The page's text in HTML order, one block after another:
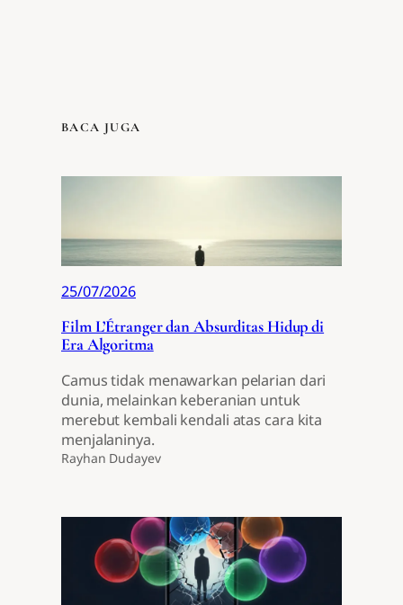
BACA JUGA
25/07/2026
Film L’Étranger dan Absurditas Hidup di
Era Algoritma
Camus tidak menawarkan pelarian dari
dunia, melainkan keberanian untuk
merebut kembali kendali atas cara kita
menjalaninya.
Rayhan Dudayev